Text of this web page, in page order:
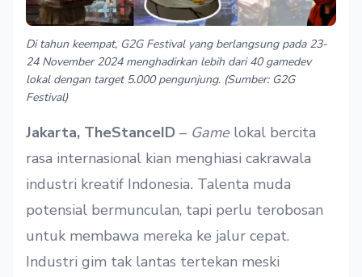
Di tahun keempat, G2G Festival yang berlangsung pada 23-
24 November 2024 menghadirkan lebih dari 40 gamedev
lokal dengan target 5.000 pengunjung. (Sumber: G2G
Festival)
Jakarta, TheStanceID – Game lokal bercita
rasa internasional kian menghiasi cakrawala
industri kreatif Indonesia. Talenta muda
potensial bermunculan, tapi perlu terobosan
untuk membawa mereka ke jalur cepat.
Industri gim tak lantas tertekan meski